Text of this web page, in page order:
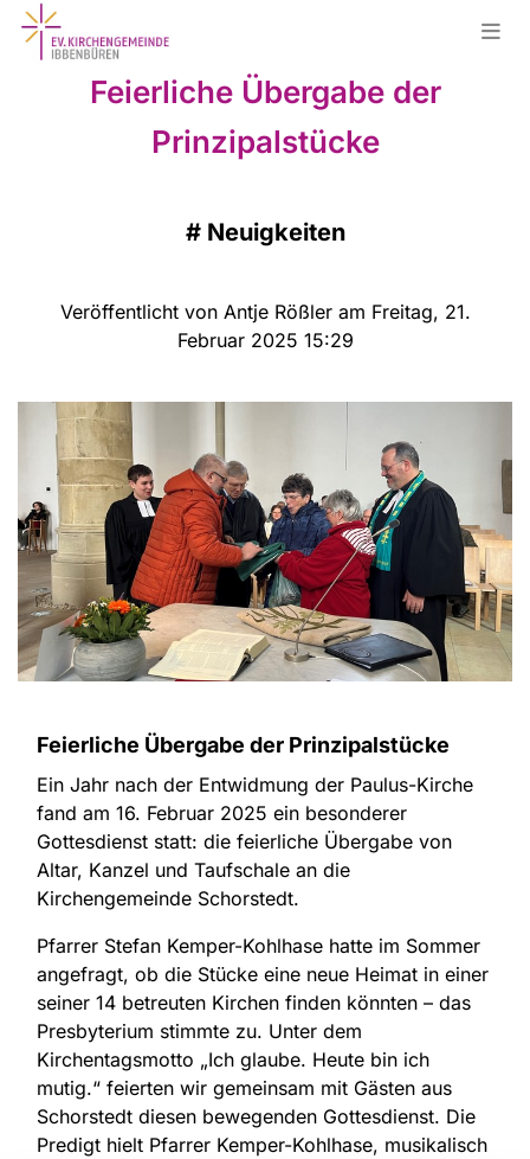
Feierliche Übergabe der
Prinzipalstücke
# Neuigkeiten
Veröffentlicht von Antje Rößler am Freitag, 21.
Februar 2025 15:29
Feierliche Übergabe der Prinzipalstücke
Ein Jahr nach der Entwidmung der Paulus-Kirche
fand am 16. Februar 2025 ein besonderer
Gottesdienst statt: die feierliche Übergabe von
Altar, Kanzel und Taufschale an die
Kirchengemeinde Schorstedt.
Pfarrer Stefan Kemper-Kohlhase hatte im Sommer
angefragt, ob die Stücke eine neue Heimat in einer
seiner 14 betreuten Kirchen finden könnten – das
Presbyterium stimmte zu. Unter dem
Kirchentagsmotto „Ich glaube. Heute bin ich
mutig.“ feierten wir gemeinsam mit Gästen aus
Schorstedt diesen bewegenden Gottesdienst. Die
Predigt hielt Pfarrer Kemper-Kohlhase, musikalisch